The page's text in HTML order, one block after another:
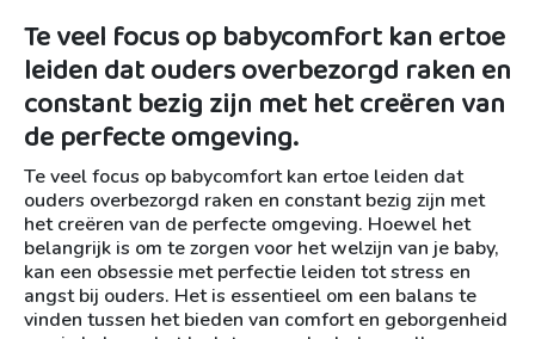
Te veel focus op babycomfort kan ertoe
leiden dat ouders overbezorgd raken en
constant bezig zijn met het creëren van
de perfecte omgeving.
Te veel focus op babycomfort kan ertoe leiden dat
ouders overbezorgd raken en constant bezig zijn met
het creëren van de perfecte omgeving. Hoewel het
belangrijk is om te zorgen voor het welzijn van je baby,
kan een obsessie met perfectie leiden tot stress en
angst bij ouders. Het is essentieel om een balans te
vinden tussen het bieden van comfort en geborgenheid